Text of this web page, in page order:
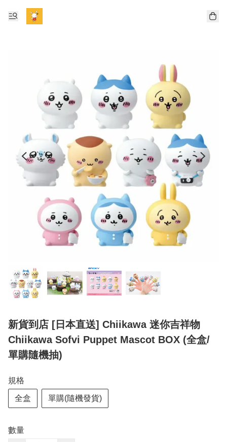
新貨到店 [日本直送] Chiikawa 迷你吉祥物
Chiikawa Sofvi Puppet Mascot BOX (全盒/
單購隨機抽)
規格
全盒 單購(隨機發貨)
數量